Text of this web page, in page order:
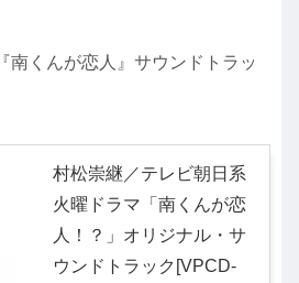
南くんが恋人』サウンドトラッ
村松崇継／テレビ朝日系
火曜ドラマ「南くんが恋
人！？」オリジナル・サ
ウンドトラック[VPCD-